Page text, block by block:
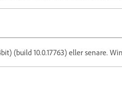
(build 10.0.17763) eller senare.